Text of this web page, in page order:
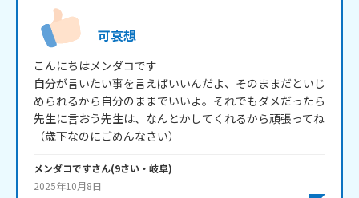
可哀想
こんにちはメンダコです
自分が言いたい事を言えばいいんだよ、そのままだといじ
められるから自分のままでいいよ。それでもダメだったら
先生に言おう先生は、なんとかしてくれるから頑張ってね
（歳下なのにごめんなさい）
メンダコですさん(9さい・ 岐阜)
2025年10月8日